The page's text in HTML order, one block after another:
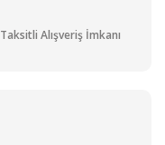
Taksitli Alışveriş İmkanı